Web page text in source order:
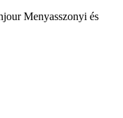
Menyasszonyi és